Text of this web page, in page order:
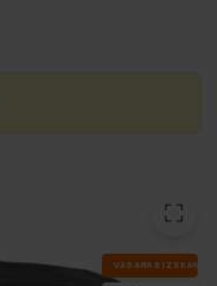
VA­SA­RAS IZ­SKA­ŅA